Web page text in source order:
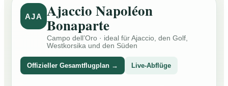
AJA Ajaccio Napoléon
Bonaparte
Campo dell’Oro · ideal für Ajaccio, den Golf,
Westkorsika und den Süden
Offizieller Gesamtflugplan → Live-Abflüge